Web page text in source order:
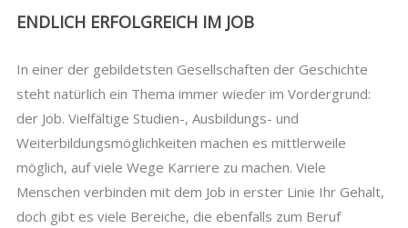
ENDLICH ERFOLGREICH IM JOB
In einer der gebildetsten Gesellschaften der Geschichte
steht natürlich ein Thema immer wieder im Vordergrund:
der Job. Vielfältige Studien-, Ausbildungs- und
Weiterbildungsmöglichkeiten machen es mittlerweile
möglich, auf viele Wege Karriere zu machen. Viele
Menschen verbinden mit dem Job in erster Linie Ihr Gehalt,
doch gibt es viele Bereiche, die ebenfalls zum Beruf